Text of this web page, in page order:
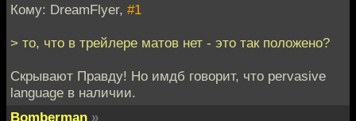
Кому: DreamFlyer, #1
> то, что в трейлере матов нет - это так положено?
Скрывают Правду! Но имдб говорит, что pervasive
language в наличии.
Bomberman »